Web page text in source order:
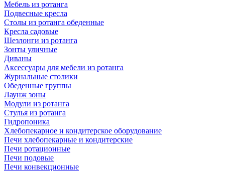
Мебель из ротанга
Подвесные кресла
Столы из ротанга обеденные
Кресла садовые
Шезлонги из ротанга
Зонты уличные
Диваны
Аксессуары для мебели из ротанга
Журнальные столики
Обеденные группы
Лаунж зоны
Модули из ротанга
Стулья из ротанга
Гидропоника
Хлебопекарное и кондитерское оборудование
Печи хлебопекарные и кондитерские
Печи ротационные
Печи подовые
Печи конвекционные